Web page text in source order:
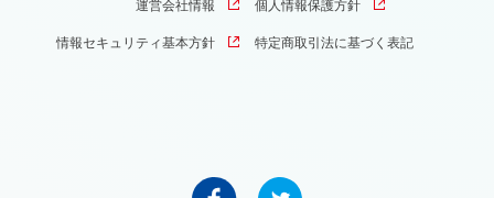
運営会社情報 個人情報保護方針
情報セキュリティ基本方針 特定商取引法に基づく表記